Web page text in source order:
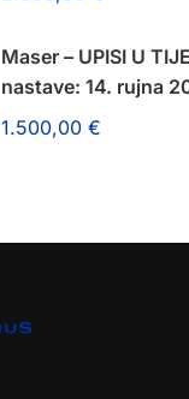
Maser – UPISI U
nastave: 14. rujna
1.500,00 €